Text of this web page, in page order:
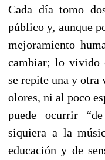
Cada día tomo
público y, aunque
mejoramiento
cambiar; lo vivido
se repite una y otra
olores, ni al poco
puede ocurrir
siquiera a la
educación y de